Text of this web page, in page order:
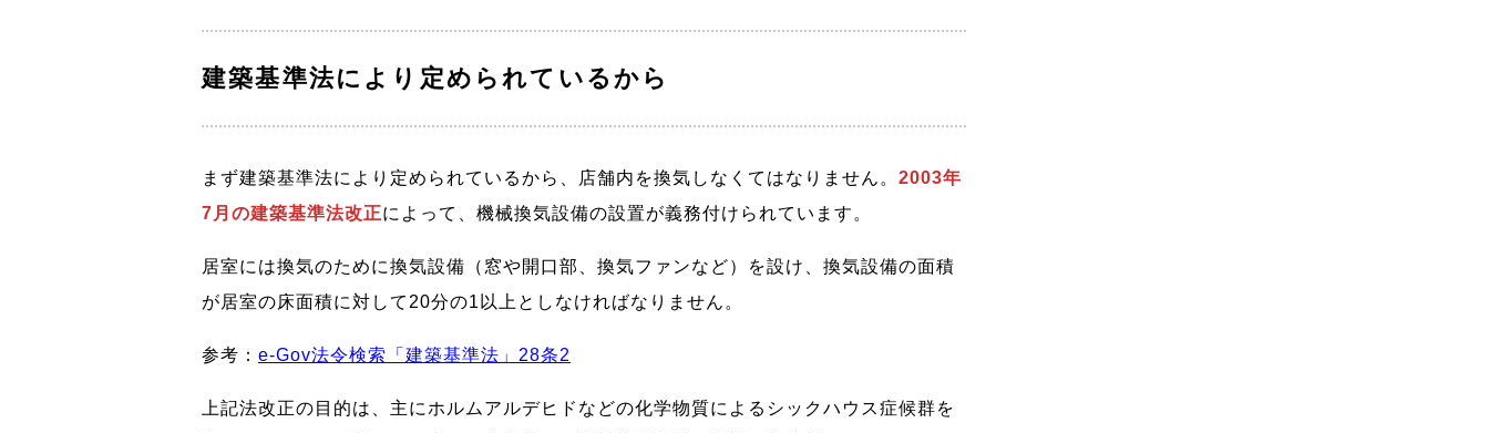
建築基準法により定められているから
まず建築基準法により定められているから、店舗内を換気しなくてはなりません。 2003年
7月の建築基準法改正によって、機械換気設備の設置が義務付けられています。
居室には換気のために換気設備（窓や開口部、換気ファンなど）を設け、換気設備の面積
が居室の床面積に対して20分の1以上としなければなりません。
参考： e-Gov法令検索「建築基準法」28条2
上記法改正の目的は、主にホルムアルデヒドなどの化学物質によるシックハウス症候群を